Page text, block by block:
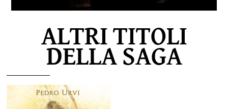
ALTRI TITOLI
DELLA SAGA